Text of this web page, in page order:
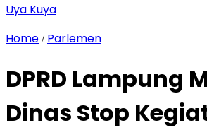
Uya Kuya
Home / Parlemen
DPRD Lampung
Dinas Stop